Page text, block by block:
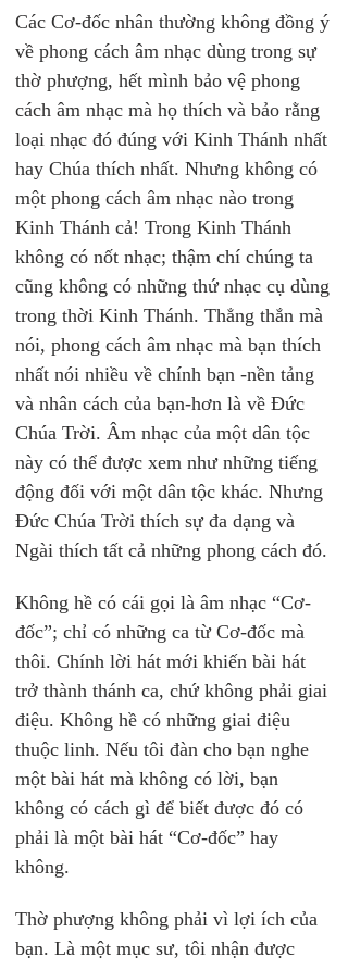
Các Cơ-đốc nhân thường không đồng ý
về phong cách âm nhạc dùng trong sự
thờ phượng, hết mình bảo vệ phong
cách âm nhạc mà họ thích và bảo rằng
loại nhạc đó đúng với Kinh Thánh nhất
hay Chúa thích nhất. Nhưng không có
một phong cách âm nhạc nào trong
Kinh Thánh cả! Trong Kinh Thánh
không có nốt nhạc; thậm chí chúng ta
cũng không có những thứ nhạc cụ dùng
trong thời Kinh Thánh. Thẳng thắn mà
nói, phong cách âm nhạc mà bạn thích
nhất nói nhiều về chính bạn -nền tảng
và nhân cách của bạn-hơn là về Đức
Chúa Trời. Âm nhạc của một dân tộc
này có thể được xem như những tiếng
động đối với một dân tộc khác. Nhưng
Đức Chúa Trời thích sự đa dạng và
Ngài thích tất cả những phong cách đó.
Không hề có cái gọi là âm nhạc “Cơ-
đốc”; chỉ có những ca từ Cơ-đốc mà
thôi. Chính lời hát mới khiến bài hát
trở thành thánh ca, chứ không phải giai
điệu. Không hề có những giai điệu
thuộc linh. Nếu tôi đàn cho bạn nghe
một bài hát mà không có lời, bạn
không có cách gì để biết được đó có
phải là một bài hát “Cơ-đốc” hay
không.
Thờ phượng không phải vì lợi ích của
bạn. Là một mục sư, tôi nhận được